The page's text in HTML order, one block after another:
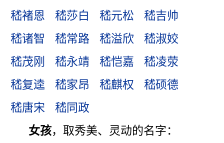
嵇褚恩
嵇莎白 嵇元松
嵇吉帅
嵇诸智
嵇常路 嵇溢欣
嵇淑姣
嵇茂刚
嵇永靖 嵇恺嘉
嵇凌荥
嵇复逵
嵇家昂 嵇麒权
嵇硕德
嵇唐宋
嵇同政
女孩，取秀美、灵动的名字：